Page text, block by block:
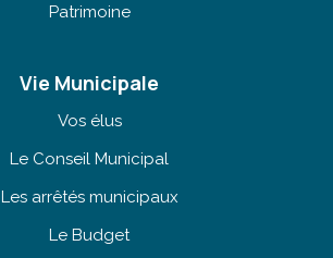
Patrimoine
Vie Municipale
Vos élus
Le Conseil Municipal
Les arrêtés municipaux
Le Budget